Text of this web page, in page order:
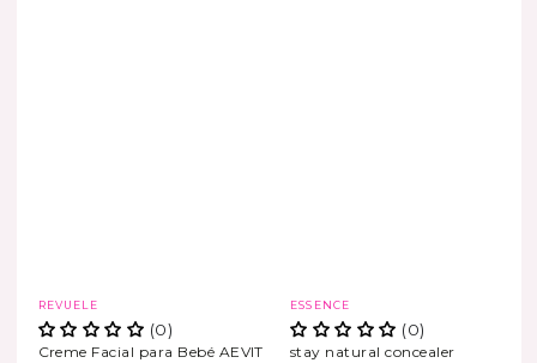
Marca
REVUELE
(0)
Creme Facial para Bebé AEVIT
Marca
ESSENCE
(0)
stay natural concealer